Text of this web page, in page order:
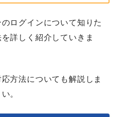
ログインについて知りた
詳しく紹介していきま
方法についても解説しま
。